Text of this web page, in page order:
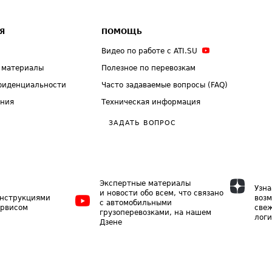
ПОМОЩЬ
Видео по работе с ATI.SU
Полезное по перевозкам
Часто задаваемые вопросы (FAQ)
Техническая информация
ЗАДАТЬ ВОПРОС
Экспертные материалы
и новости обо всем, что связано
с автомобильными
грузоперевозками, на нашем
Дзене